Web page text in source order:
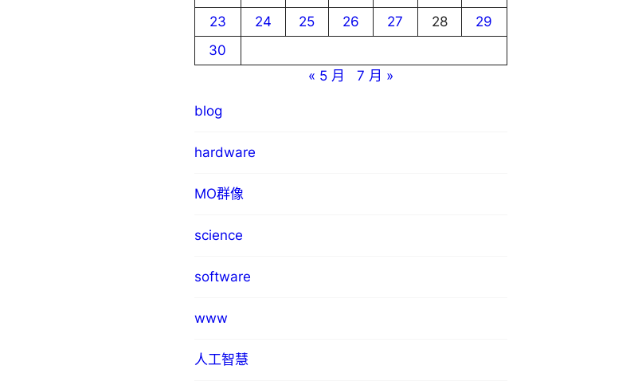
23
24 25 26 27 28
29
30
« 5 月
7 月 »
blog
hardware
MO群像
science
software
www
人工智慧